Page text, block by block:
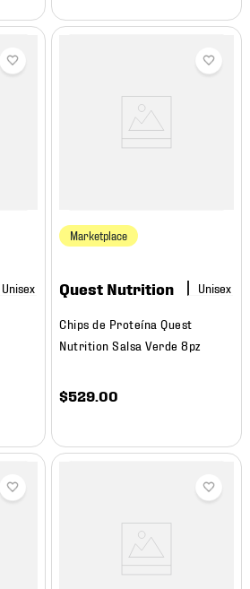
Marketplace
Quest Nutrition
Chips de Proteína Quest
Nutrition Salsa Verde 8pz
$529 .00